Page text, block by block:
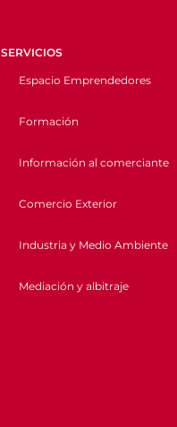
SERVICIOS
Espacio Emprendedores
Formación
Información al comerciante
Comercio Exterior
Industria y Medio Ambiente
Mediación y albitraje